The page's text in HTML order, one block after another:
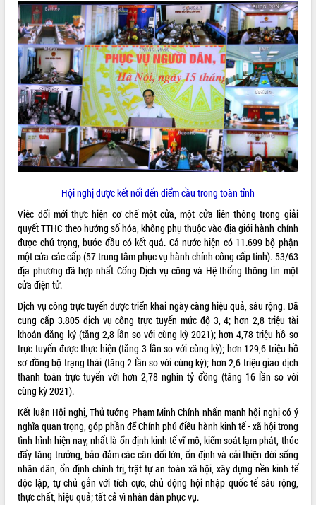
mặt Đoàn chuyên gia y tế TP. Hồ Chí
Minh
Lễ truy điệu và an táng hài cốt liệt sĩ
tại Nghĩa trang Liệt sĩ xã Sơn Hòa
Bàn giải pháp tháo gỡ khó khăn trong
xuất khẩu sầu riêng và triển khai quy
định EUDR
Thứ trưởng Bộ Nông nghiệp và Môi
trường Nguyễn Hoàng Hiệp khảo sát
vùng trồng và doanh nghiệp đóng gói
sầu riêng tại Đắk Lắk
món ăn từ sầu riêng
Đắk Lắk công bố Quy hoạch và xúc
tiến đầu tư tỉnh
Ngành cá ngừ Đắk Lắk chủ động thích
ứng để giữ vững thị trường xuất khẩu
Diễn đàn Kinh tế tư nhân Việt Nam đột
phá cơ chế - Hợp tác công tư
Đề án 06 tạo bước ngoặt đột phá trong
cải cách hành chính tỉnh Đắk Lắk
Kết nối tour, đẩy mạnh chuyển đổi số
để phát triển du lịch Đắk Lắk
Khởi động Dự án Đầu tư xây dựng hạ
tầng kỹ thuật Cụm công nghiệp Tân
Tiến
Gặp mặt các cơ quan báo chí nhân Kỷ
niệm 101 năm Ngày Báo chí Cách
mạng Việt Nam
Đắk Lắk sơ kết 4 năm triển khai thực
hiện Đề án 06 của Chính phủ
Họp báo thông tin về Hội nghị Công bố
THỐNG KÊ TRUY CẬP
Hôm nay: 25702
Tất cả: 66038442
Hội nghị được kết nối đến điểm cầu trong toàn tỉnh
Việc đổi mới thực hiện cơ chế một cửa, một cửa liên thông trong giải
quyết TTHC theo hướng số hóa, không phụ thuộc vào địa giới hành chính
được chú trọng, bước đầu có kết quả. Cả nước hiện có 11.699 bộ phận
một cửa các cấp (57 trung tâm phục vụ hành chính công cấp tỉnh). 53/63
địa phương đã hợp nhất Cổng Dịch vụ công và Hệ thống thông tin một
cửa điện tử.
Dịch vụ công trực tuyến được triển khai ngày càng hiệu quả, sâu rộng. Đã
cung cấp 3.805 dịch vụ công trực tuyến mức độ 3, 4; hơn 2,8 triệu tài
khoản đăng ký (tăng 2,8 lần so với cùng kỳ 2021); hơn 4,78 triệu hồ sơ
trực tuyến được thực hiện (tăng 3 lần so với cùng kỳ); hơn 129,6 triệu hồ
sơ đồng bộ trạng thái (tăng 2 lần so với cùng kỳ); hơn 2,6 triệu giao dịch
thanh toán trực tuyến với hơn 2,78 nghìn tỷ đồng (tăng 16 lần so với
cùng kỳ 2021).
Kết luận Hội nghị, Thủ tướng Phạm Minh Chính nhấn mạnh hội nghị có ý
nghĩa quan trọng, góp phần để Chính phủ điều hành kinh tế - xã hội trong
tình hình hiện nay, nhất là ổn định kinh tế vĩ mô, kiểm soát lạm phát, thúc
đẩy tăng trưởng, bảo đảm các cân đối lớn, ổn định và cải thiện đời sống
nhân dân, ổn định chính trị, trật tự an toàn xã hội, xây dựng nền kinh tế
độc lập, tự chủ gắn với tích cực, chủ động hội nhập quốc tế sâu rộng,
thực chất, hiệu quả; tất cả vì nhân dân phục vụ.